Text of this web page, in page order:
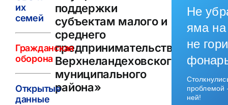
поддержки
субъектам малого и
среднего
предпринимательства
Верхнеландеховского
муниципального
района»
их
семей
Гражданская
оборона
Открытые
данные
Не
яма на
не
ней!